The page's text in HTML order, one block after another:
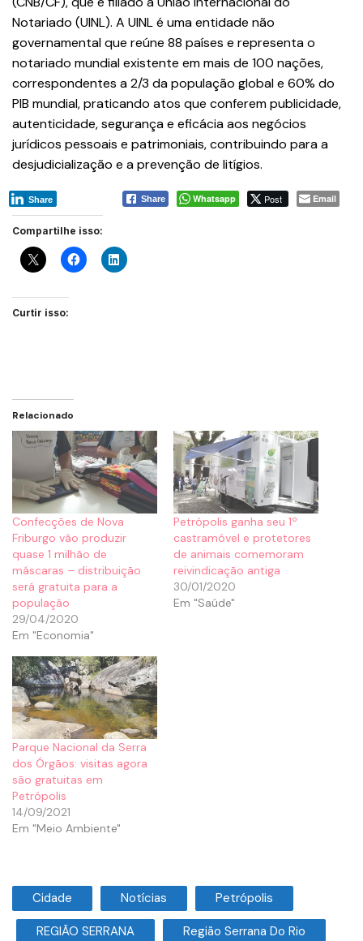
Notariado (UINL). A UINL é uma entidade não
governamental que reúne 88 países e representa o
notariado mundial existente em mais de 100 nações,
correspondentes a 2/3 da população global e 60% do
PIB mundial, praticando atos que conferem publicidade,
autenticidade, segurança e eficácia aos negócios
jurídicos pessoais e patrimoniais, contribuindo para a
desjudicialização e a prevenção de litígios.
Share Whatsapp Post Email
Share
Compartilhe isso:
Curtir isso:
Relacionado
Confecções de Nova
Friburgo vão produzir
quase 1 milhão de
máscaras – distribuição
será gratuita para a
população
29/04/2020
Em "Economia"
Petrópolis ganha seu 1º
castramóvel e protetores
de animais comemoram
reivindicação antiga
30/01/2020
Em "Saúde"
Parque Nacional da Serra
dos Órgãos: visitas agora
são gratuitas em
Petrópolis
14/09/2021
Em "Meio Ambiente"
Cidade Notícias Petrópolis
REGIÃO SERRANA Região Serrana Do Rio